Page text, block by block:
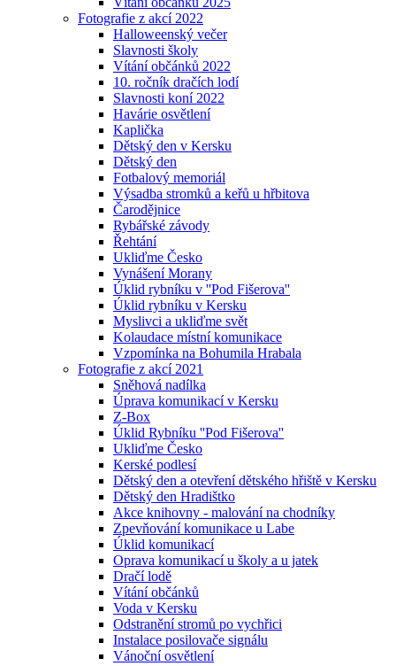
Fotografie z akcí 2022
Halloweenský večer
Slavnosti školy
Vítání občánků 2022
10. ročník dračích lodí
Slavnosti koní 2022
Havárie osvětlení
Kaplička
Dětský den v Kersku
Dětský den
Fotbalový memoriál
Výsadba stromků a keřů u hřbitova
Čarodějnice
Rybářské závody
Řehtání
Ukliďme Česko
Vynášení Morany
Úklid rybníku v ''Pod Fišerova''
Úklid rybníku v Kersku
Myslivci a ukliďme svět
Kolaudace místní komunikace
Vzpomínka na Bohumila Hrabala
Fotografie z akcí 2021
Sněhová nadílka
Úprava komunikací v Kersku
Z-Box
Úklid Rybníku ''Pod Fišerova''
Ukliďme Česko
Kerské podlesí
Dětský den a otevření dětského hřiště v Kersku
Dětský den Hradištko
Akce knihovny - malování na chodníky
Zpevňování komunikace u Labe
Úklid komunikací
Oprava komunikací u školy a u jatek
Dračí lodě
Vítání občánků
Voda v Kersku
Odstranění stromů po vychřici
Instalace posilovače signálu
Vánoční osvětlení